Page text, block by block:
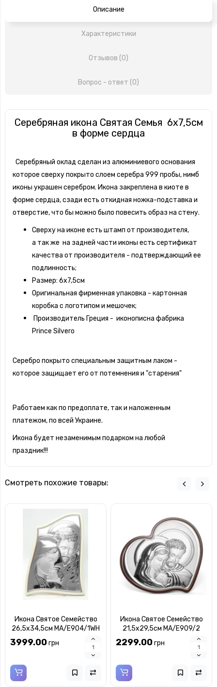
Описание
Характеристики
Отзывов (0)
Вопрос - ответ (0)
Серебряная икона Святая Семья 6х7,5см
в форме сердца
Серебряный оклад сделан из алюминиевого основания
которое сверху покрыто слоем серебра 999 пробы, нимб
иконы украшен серебром. Икона закреплена в киоте в
форме сердца, сзади есть откидная ножка-подставка и
отверстие, что бы можно было повесить образ на стену.
Сверху на иконе есть штамп от производителя,
а так же на задней части иконы есть сертификат
качества от производителя - подтверждающий ее
подлинность;
Размер: 6х7,5см
Оригинальная фирменная упаковка - картонная
коробка с логотипом и мешочек;
Производитель Греция - иконописна фабрика
Prince Silvero
Серебро покрыто специальным защитным лаком -
которое защищает его от потемнения и "старения"
Работаем как по предоплате, так и наложенным
платежом, по всей Украине.
Икона будет незаменимым подарком на любой
праздник!!!
Смотреть похожие товары:
Икона Святое Семейство
26,5x34,5см MA/E904/1WH
3999.00грн
Икона Святое Семейство
21,5x29,5см MA/E909/2
2299.00грн